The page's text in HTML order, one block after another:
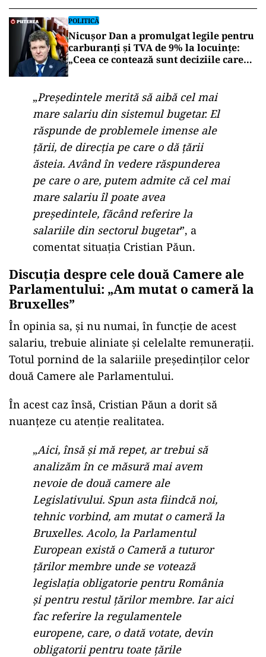
POLITICĂ
Nicușor Dan a promulgat legile pentru
carburanți și TVA de 9% la locuințe:
„Ceea ce contează sunt deciziile care
„Președintele merită să aibă cel mai
mare salariu din sistemul bugetar. El
răspunde de problemele imense ale
țării, de direcția pe care o dă țării
ăsteia. Având în vedere răspunderea
pe care o are, putem admite că cel mai
mare salariu îl poate avea
președintele, făcând referire la
salariile din sectorul bugetar”, a
comentat situația Cristian Păun.
Discuția despre cele două Camere ale
Parlamentului: „Am mutat o cameră la
Bruxelles”
În opinia sa, și nu numai, în funcție de acest
salariu, trebuie aliniate și celelalte remunerații.
Totul pornind de la salariile președinților celor
două Camere ale Parlamentului.
În acest caz însă, Cristian Păun a dorit să
nuanțeze cu atenție realitatea.
„Aici, însă și mă repet, ar trebui să
analizăm în ce măsură mai avem
nevoie de două camere ale
Legislativului. Spun asta fiindcă noi,
tehnic vorbind, am mutat o cameră la
Bruxelles. Acolo, la Parlamentul
European există o Cameră a tuturor
țărilor membre unde se votează
legislația obligatorie pentru România
și pentru restul țărilor membre. Iar aici
fac referire la regulamentele
europene, care, o dată votate, devin
obligatorii pentru toate țările